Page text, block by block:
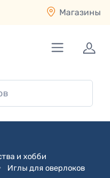
Магазины
и хобби
Иглы для оверлоков